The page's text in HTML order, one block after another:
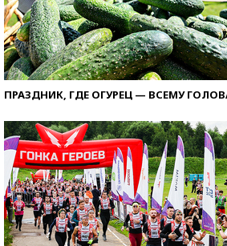
ПРАЗДНИК, ГДЕ ОГУРЕЦ — ВСЕМУ